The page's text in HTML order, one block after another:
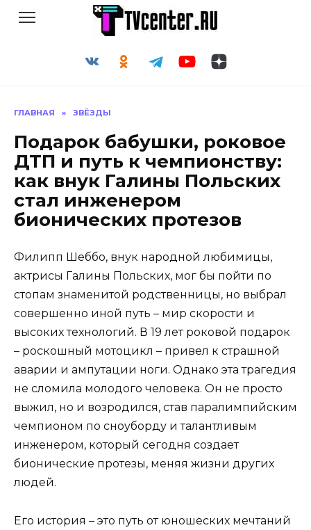
ГЛАВНАЯ » ЗВЁЗДЫ
Подарок бабушки, роковое
ДТП и путь к чемпионству:
как внук Галины Польских
стал инженером
бионических протезов
Филипп Шеббо, внук народной любимицы,
актрисы Галины Польских, мог бы пойти по
стопам знаменитой родственницы, но выбрал
совершенно иной путь – мир скорости и
высоких технологий. В 19 лет роковой подарок
– роскошный мотоцикл – привел к страшной
аварии и ампутации ноги. Однако эта трагедия
не сломила молодого человека. Он не просто
выжил, но и возродился, став паралимпийским
чемпионом по сноуборду и талантливым
инженером, который сегодня создает
бионические протезы, меняя жизни других
людей.
Его история – это путь от юношеских мечтаний